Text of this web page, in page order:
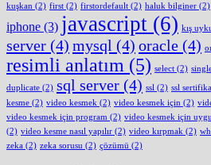
kuşkan (2) first (2) firstordefault (2) haluk bilginer (2)
iphone (3) javascript (6) kış
server (4) mysql (4) oracle (4)
resimli anlatım (5) select (2)
duplicate (2) sql server (4) ssl (2) ssl
kesme (2) video kesmek (2) video kesmek için (2)
video kesmek için program (2) video kesmek için
(2) video kesme nasıl yapılır (2) video kırpmak (2)
zeka (2) zeka sorusu (2) çözümü (2)